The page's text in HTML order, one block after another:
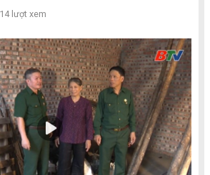
lượt xem